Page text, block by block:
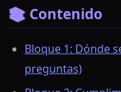
📚 Contenido
Bloque 1: Dónde
preguntas)